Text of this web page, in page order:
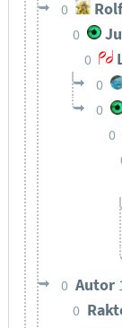
0
0
0
0
0
0
0 Autor
0